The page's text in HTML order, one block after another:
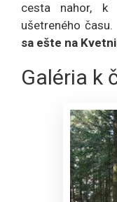
cesta nahor, k
ušetreného
sa ešte na
Galéria k